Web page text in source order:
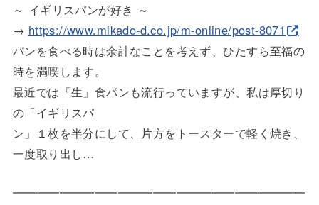
～ イギリスパンが好き ～
→ https://www.mikado-d.co.jp/m-online/post-8071
パンを食べる時は余計なことを考えず、ひたすら至福の
時を満喫し ます。
最近では「生」食パンも流行っていますが、私は厚切り
の「イギリ スパ
ン」１枚を半分にして、片方をトースターで軽く焼き、
一度取り出 し…
━━━━━━━━━━━━━━━━━━━━━━━━━